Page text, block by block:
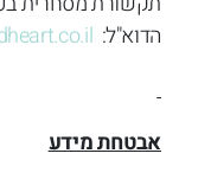
הדוא"ל:
אבטחת מידע